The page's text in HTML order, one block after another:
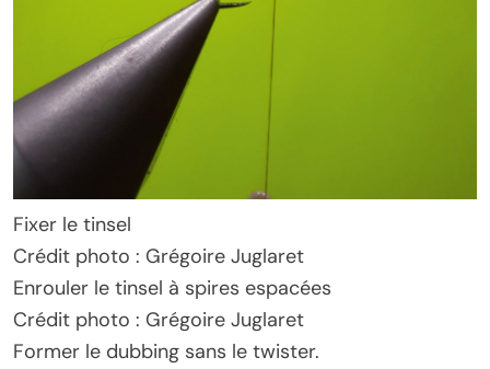
Fixer le tinsel
Crédit photo : Grégoire Juglaret
Enrouler le tinsel à spires espacées
Crédit photo : Grégoire Juglaret
Former le dubbing sans le twister.